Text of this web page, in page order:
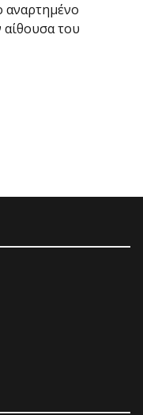
αναρτημένο
αίθουσα του